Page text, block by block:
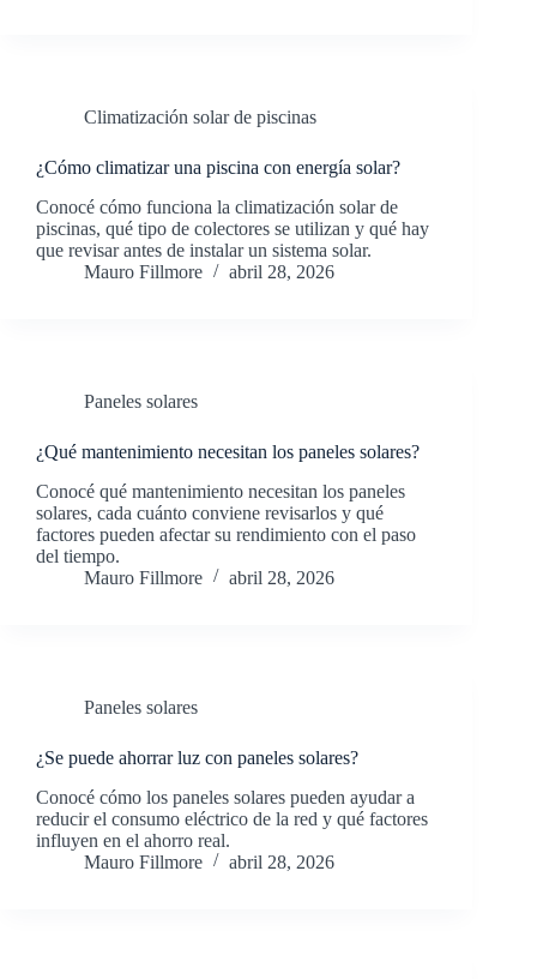
Climatización solar de piscinas
¿Cómo climatizar una piscina con energía solar?
Conocé cómo funciona la climatización solar de
piscinas, qué tipo de colectores se utilizan y qué hay
que revisar antes de instalar un sistema solar.
Mauro Fillmore
abril 28, 2026
Paneles solares
¿Qué mantenimiento necesitan los paneles solares?
Conocé qué mantenimiento necesitan los paneles
solares, cada cuánto conviene revisarlos y qué
factores pueden afectar su rendimiento con el paso
del tiempo.
Mauro Fillmore
abril 28, 2026
Paneles solares
¿Se puede ahorrar luz con paneles solares?
Conocé cómo los paneles solares pueden ayudar a
reducir el consumo eléctrico de la red y qué factores
influyen en el ahorro real.
Mauro Fillmore
abril 28, 2026